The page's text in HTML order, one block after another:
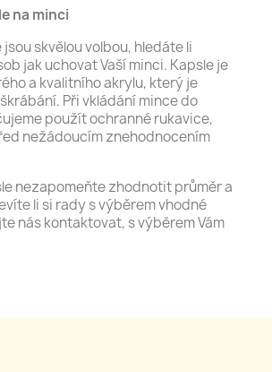
na minci
skvělou volbou, hledáte li
jak uchovat Vaší minci. Kapsle je
a kvalitního akrylu, který je
Při vkládání mince do
použít ochranné rukavice,
nežádoucím znehodnocením
nezapomeňte zhodnotit průměr a
li si rady s výběrem vhodné
nás kontaktovat, s výběrem Vám